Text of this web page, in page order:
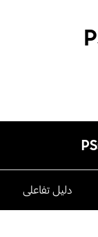
دليل تفاعلى